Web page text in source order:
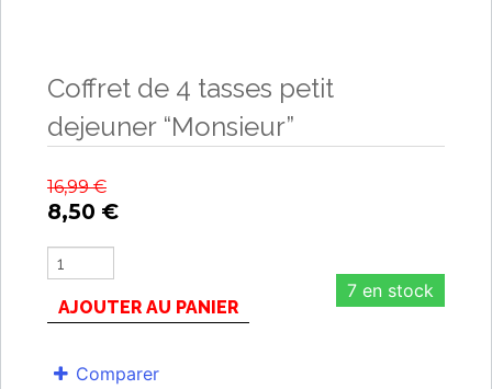
Coffret de 4 tasses petit
dejeuner “Monsieur”
16,99€
8,50 €
7 en stock
AJOUTER AU PANIER
Comparer